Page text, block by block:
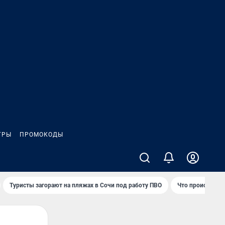
ПРОМОКОДЫ
Туристы загорают на пляжах в Сочи под работу ПВО Что происходит